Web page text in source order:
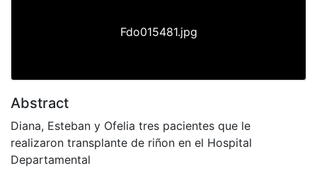
Fdo015481.jpg
Abstract
Diana, Esteban y Ofelia tres pacientes que le
realizaron transplante de riñon en el Hospital
Departamental